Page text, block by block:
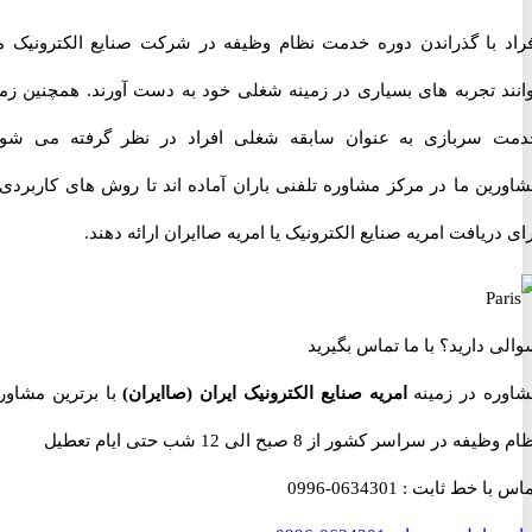
با گذراندن دوره خدمت نظام وظیفه در شرکت صنایع الکترونیک می
تجربه های بسیاری در زمینه شغلی خود به دست آورند. همچنین زمان
سربازی به عنوان سابقه شغلی افراد در نظر گرفته می شوند.
ما در مرکز مشاوره تلفنی باران آماده اند تا روش های کاربردی را
امریه صنایع الکترونیک یا امریه صاایران ارائه دهند.
دارید؟ با ما تماس بگیرید
در زمینهامریه صنایع الکترونیک ایران (صاایران)با برترین مشاوران
در سراسر کشور از 8 صبح الی 12 شب حتی ایام تعطیل
با خط ثابت :0634301-0996